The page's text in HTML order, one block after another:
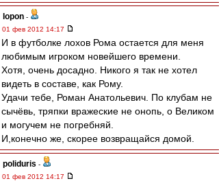
lopon -
01 фев 2012 14:17
И в футболке лохов Рома остается для меня
любимым игроком новейшего времени.
Хотя, очень досадно. Никого я так не хотел
видеть в составе, как Рому.
Удачи тебе, Роман Анатольевич. По клубам не
сычёвь, тряпки вражеские не онопь, о Великом
и могучем не погребняй.
И,конечно же, скорее возвращайся домой.
poliduris -
01 фев 2012 14:17